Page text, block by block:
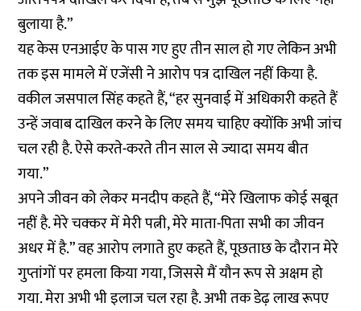
बुलाया है.”
यह केस एनआईए के पास गए हुए तीन साल हो गए लेकिन अभी
तक इस मामले में एजेंसी ने आरोप पत्र दाखिल नहीं किया है.
वकील जसपाल सिंह कहते हैं, “हर सुनवाई में अधिकारी कहते हैं
उन्हें जवाब दाखिल करने के लिए समय चाहिए क्योंकि अभी जांच
चल रही है. ऐसे करते-करते तीन साल से ज्यादा समय बीत
गया.”
अपने जीवन को लेकर मनदीप कहते हैं, “मेरे खिलाफ कोई सबूत
नहीं है. मेरे चक्कर में मेरी पत्नी, मेरे माता-पिता सभी का जीवन
अधर में है.” वह आरोप लगाते हुए कहते हैं, पूछताछ के दौरान मेरे
गुप्तांगों पर हमला किया गया, जिससे मैं यौन रूप से अक्षम हो
गया. मेरा अभी भी इलाज चल रहा है. अभी तक डेढ़ लाख रूपए